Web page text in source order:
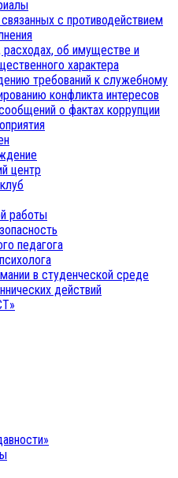
с противодействием
об имуществе и
характера
требований к служебному
конфликта интересов
о фактах коррупции
центр
работы
педагога
в студенческой среде
действий